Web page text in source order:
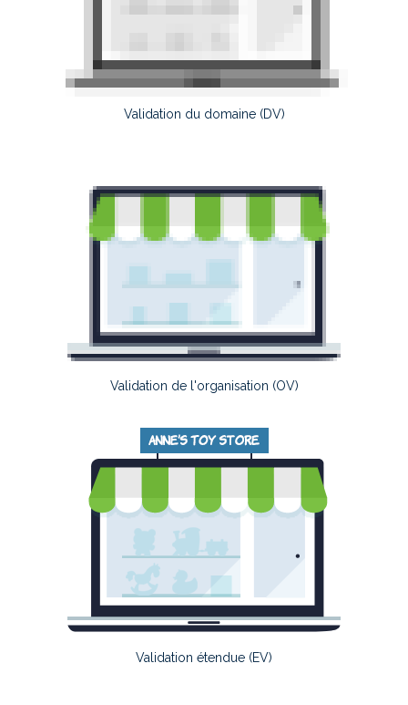
Validation du domaine (DV)
Validation de l'organisation (OV)
Validation étendue (EV)